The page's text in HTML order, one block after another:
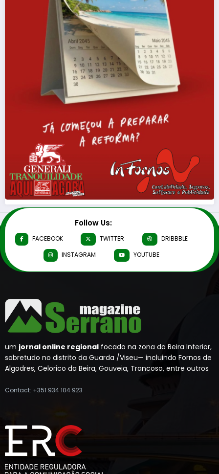
Follow Us:
FACEBOOK TWITTER
DRIBBBLE
INSTAGRAM
YOUTUBE
um jornal online regional focado na zona da Beira Interior,
sobretudo no distrito da Guarda /Viseu— incluindo Fornos de
Algodres, Celorico da Beira, Gouveia, Trancoso, entre outros
Contact: +351 934 104 923